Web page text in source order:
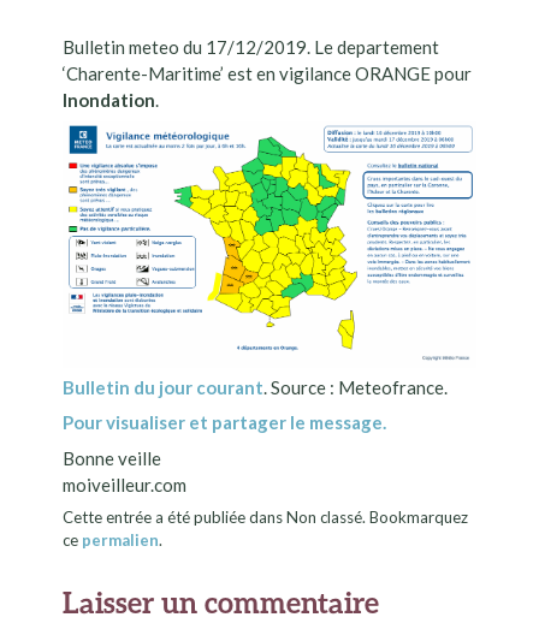
Bulletin meteo du 17/12/2019. Le departement
‘Charente-Maritime’ est en vigilance ORANGE pour
Inondation.
Bulletin du jour courant . Source : Meteofrance.
Pour visualiser et partager le message.
Bonne veille
moiveilleur.com
Cette entrée a été publiée dans Non classé. Bookmarquez
ce permalien.
Laisser un commentaire